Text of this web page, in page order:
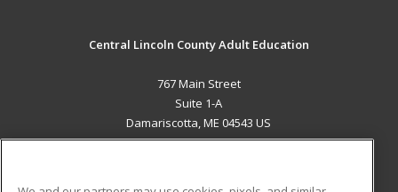
Central Lincoln County Adult Education
767 Main Street
Suite 1-A
Damariscotta, ME 04543 US